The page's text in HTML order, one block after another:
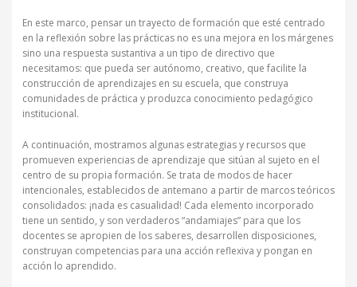
En este marco, pensar un trayecto de formación que esté centrado
en la reflexión sobre las prácticas no es una mejora en los márgenes
sino una respuesta sustantiva a un tipo de directivo que
necesitamos: que pueda ser autónomo, creativo, que facilite la
construcción de aprendizajes en su escuela, que construya
comunidades de práctica y produzca conocimiento pedagógico
institucional.
A continuación, mostramos algunas estrategias y recursos que
promueven experiencias de aprendizaje que sitúan al sujeto en el
centro de su propia formación. Se trata de modos de hacer
intencionales, establecidos de antemano a partir de marcos teóricos
consolidados: ¡nada es casualidad! Cada elemento incorporado
tiene un sentido, y son verdaderos “andamiajes” para que los
docentes se apropien de los saberes, desarrollen disposiciones,
construyan competencias para una acción reflexiva y pongan en
acción lo aprendido.